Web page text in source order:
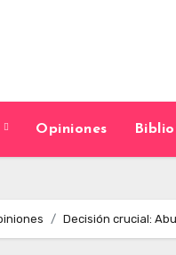
Opiniones
Decisión crucial: